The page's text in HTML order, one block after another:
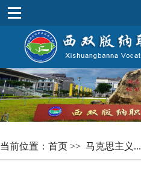
当前位置： 首页 >> 马克思主义...